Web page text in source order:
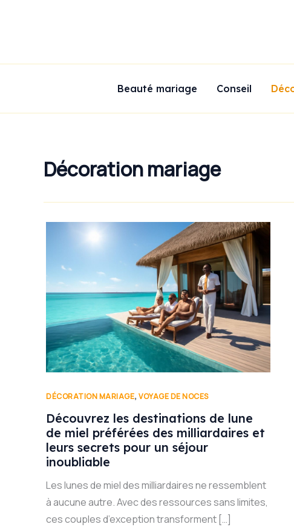
Beauté mariage Conseil
Décoration mariage
DÉCORATION MARIAGE, VOYAGE DE NOCES
Découvrez les destinations de lune
de miel préférées des milliardaires et
leurs secrets pour un séjour
inoubliable
Les lunes de miel des milliardaires ne ressemblent
à aucune autre. Avec des ressources sans limites,
ces couples d’exception transforment […]